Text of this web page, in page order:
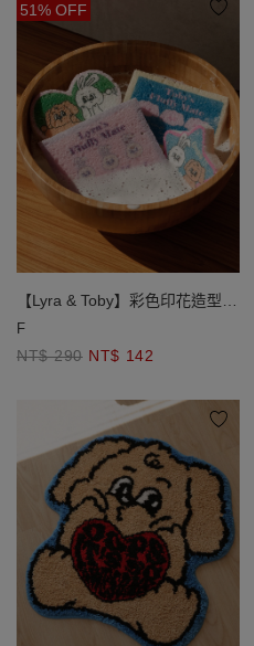
51% OFF
【Lyra & Toby】彩色印花造型壓
縮木漿海綿組( 4入)
F
NT$ 290 NT$ 142